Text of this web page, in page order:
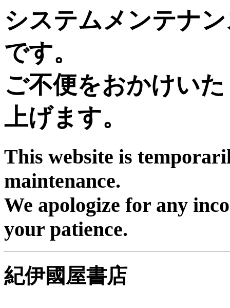
システムメンテナ
です。
ご不便をおかけい
上げます。
This website is
maintenance.
We apologize for any
your patience.
紀伊國屋書店